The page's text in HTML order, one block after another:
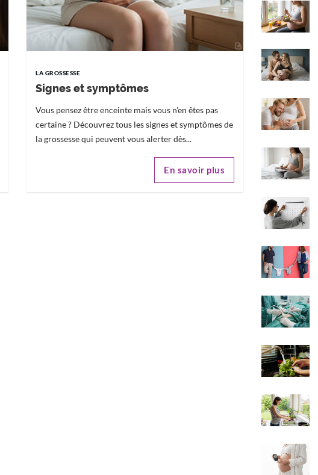
LA GROSSESSE
Signes et symptômes
Vous pensez être enceinte mais vous n'en êtes pas
certaine ? Découvrez tous les signes et symptômes de
la grossesse qui peuvent vous alerter dès...
En savoir plus